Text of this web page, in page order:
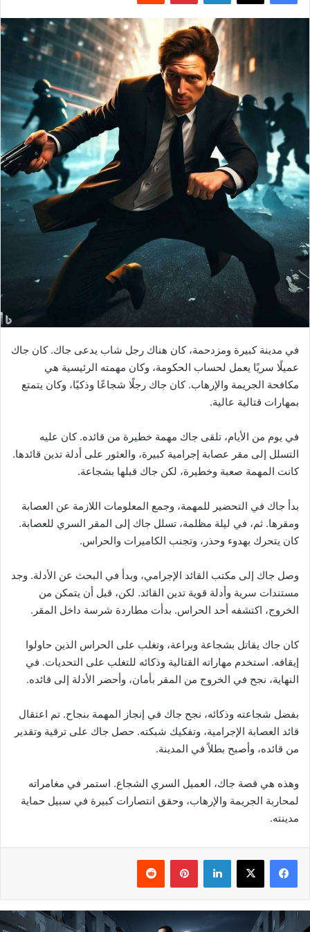
في مدينة كبيرة ومزدحمة، كان هناك رجل شاب يدعى جاك. كان جاك
عميلًا سريًا يعمل لحساب الحكومة، وكان مهمته الرئيسية هي
مكافحة الجريمة والإرهاب. كان جاك رجلًا شجاعًا وذكيًا، وكان يتمتع
بمهارات قتالية عالية.
في يوم من الأيام، تلقى جاك مهمة خطيرة من قائده. كان عليه
التسلل إلى مقر عصابة إجرامية كبيرة، والعثور على أدلة تدين قائدها.
كانت المهمة صعبة وخطيرة، لكن جاك قبلها بشجاعة.
بدأ جاك في التحضير للمهمة، وجمع المعلومات اللازمة عن العصابة
ومقرها. ثم، في ليلة مظلمة، تسلل جاك إلى المقر السري للعصابة.
كان يتحرك بهدوء وحذر، وتجنب الكاميرات والحراس.
وصل جاك إلى مكتب القائد الإجرامي، وبدأ في البحث عن الأدلة. وجد
مستندات سرية وأدلة قوية تدين القائد. لكن، قبل أن يتمكن من
الخروج، اكتشفه أحد الحراس. بدأت مطاردة شرسة داخل المقر.
كان جاك يقاتل بشجاعة وبراعة، وتغلب على الحراس الذين حاولوا
إيقافه. استخدم مهاراته القتالية وذكائه للتغلب على التحديات. في
النهاية، نجح في الخروج من المقر بأمان، وأحضر الأدلة إلى قائده.
بفضل شجاعته وذكائه، نجح جاك في إنجاز المهمة بنجاح. تم اعتقال
قائد العصابة الإجرامية، وتفكيك شبكته. حصل جاك على ترقية وتقدير
من قائده، وأصبح بطلاً في المدينة.
وهذه هي قصة جاك، العميل السري الشجاع. استمر في مغامراته
لمحاربة الجريمة والإرهاب، وحقق انتصارات كبيرة في سبيل حماية
مدينته.
فيسبوك ‫X لينكدإن بينتيريست